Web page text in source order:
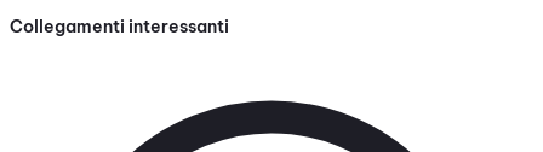
Collegamenti interessanti